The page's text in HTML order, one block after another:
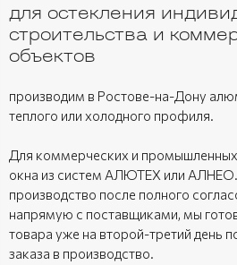
для остекления
строительства и
объектов
производим в Ростове-на-Дону
теплого или холодного профиля.
Для коммерческих и
окна из систем АЛЮТЕХ или АЛНЕО.
производство после полного
напрямую с поставщиками, мы
товара уже на второй-третий день
заказа в производство.